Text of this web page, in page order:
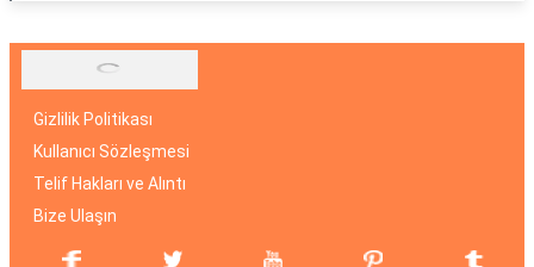
Gizlilik Politikası
Kullanıcı Sözleşmesi
Telif Hakları ve Alıntı
Bize Ulaşın